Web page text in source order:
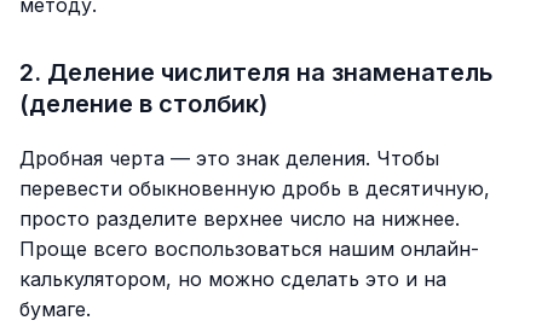
2. Деление числителя на знаменатель
(деление в столбик)
Дробная черта — это знак деления. Чтобы
перевести обыкновенную дробь в десятичную,
просто разделите верхнее число на нижнее.
Проще всего воспользоваться нашим онлайн-
калькулятором, но можно сделать это и на
бумаге.